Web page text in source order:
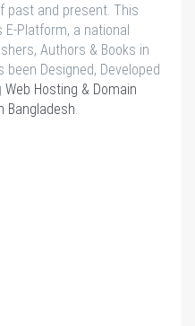
past and present. This
Platform, a national
Authors & Books in
been Designed, Developed
Web Hosting & Domain
Bangladesh